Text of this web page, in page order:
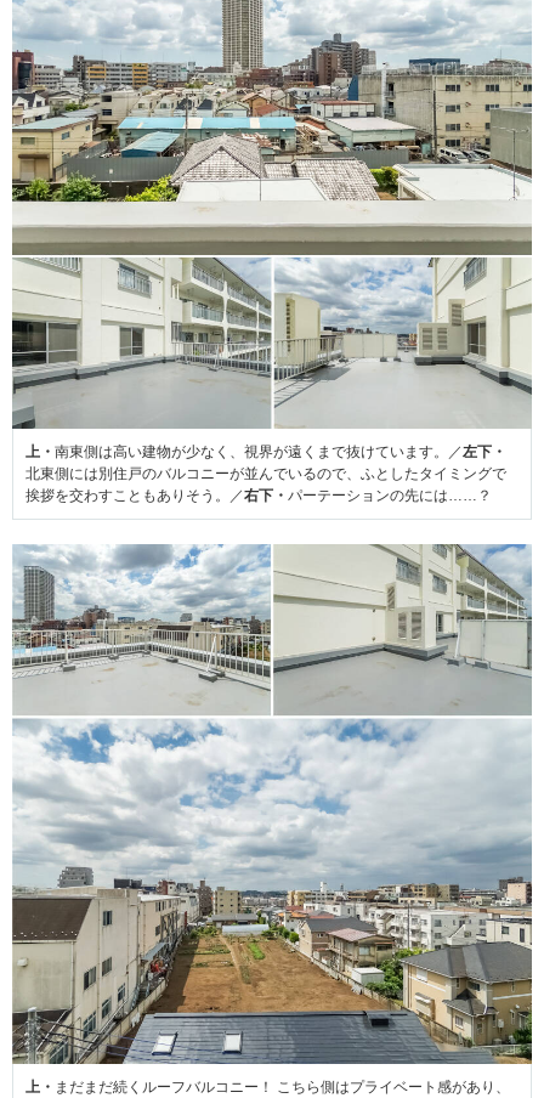
上・ 南東側は高い建物が少なく、視界が遠くまで抜けています。／左下・
北東側には別住戸のバルコニーが並んでいるので、ふとしたタイミングで
挨拶を交わすこともありそう。／右下・ パーテーションの先には……？
上・ まだまだ続くルーフバルコニー！ こちら側はプライベート感があり、